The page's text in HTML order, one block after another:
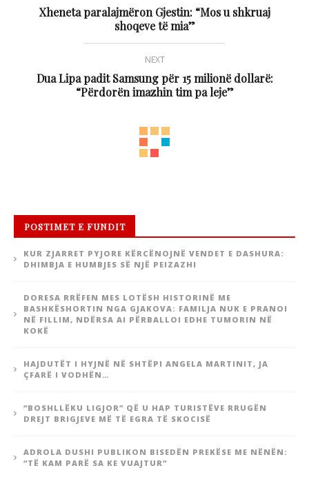
Xheneta paralajmëron Gjestin: “Mos u shkruaj
shoqeve të mia”
NEXT
Dua Lipa padit Samsung për 15 milionë dollarë:
“Përdorën imazhin tim pa leje”
POSTIMET E FUNDIT
KUR ZJARRET PYJORE KËRCËNOJNË VENDET E DASHURA:
DHIMBJA E HUMBJES SË NJË PEIZAZHI
DORESA RRËFEN MES LOTËSH HISTORINË ME
BASHKËSHORTIN NGA GJAKOVA: FAMILJA NUK E PRANOI
NË FILLIM, NDËRSA AI PËRBALLOI EDHE TUMORIN NË
KOKË
HAJDUTËT I HYJNË NË SHTËPI ANGELA MARTINIT, JA
ÇFARË I VODHËN…
“BOSHLLËKU LIGJOR” QË U HAP TURISTËVE RRUGËN
DREJT BRIGJEVE MË TË EGRA TË SKOCISË
ADROLA DUSHI PUBLIKON BISEDËN PREKËSE ME NËNËN:
“TË KAM PARË SA KE VUAJTUR”